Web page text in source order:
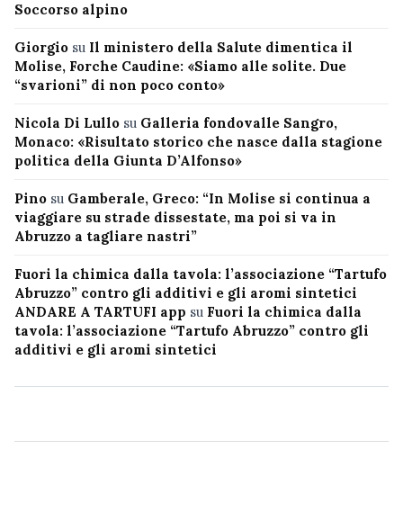
Soccorso alpino
Giorgio su Il ministero della Salute dimentica il
Molise, Forche Caudine: «Siamo alle solite. Due
“svarioni” di non poco conto»
Nicola Di Lullo su Galleria fondovalle Sangro,
Monaco: «Risultato storico che nasce dalla stagione
politica della Giunta D’Alfonso»
Pino su Gamberale, Greco: “In Molise si continua a
viaggiare su strade dissestate, ma poi si va in
Abruzzo a tagliare nastri”
Fuori la chimica dalla tavola: l’associazione “Tartufo
Abruzzo” contro gli additivi e gli aromi sintetici
ANDARE A TARTUFI app su Fuori la chimica dalla
tavola: l’associazione “Tartufo Abruzzo” contro gli
additivi e gli aromi sintetici